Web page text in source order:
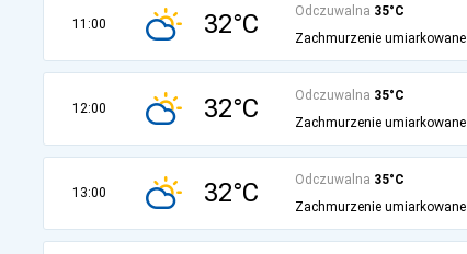
11:00 32°C Odczuwalna 35°C
Zachmurzenie umiarkowane
12:00 32°C Odczuwalna 35°C
Zachmurzenie umiarkowane
13:00 32°C Odczuwalna 35°C
Zachmurzenie umiarkowane